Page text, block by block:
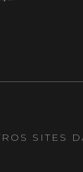
SITES